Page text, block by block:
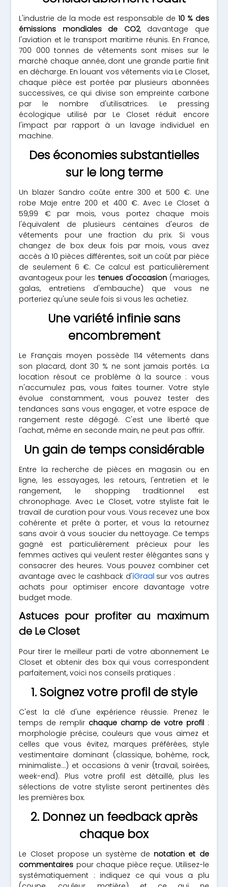
L'industrie de la mode est responsable de 10 % des
émissions mondiales de CO2, davantage que
l'aviation et le transport maritime réunis. En France,
700 000 tonnes de vêtements sont mises sur le
marché chaque année, dont une grande partie finit
en décharge. En louant vos vêtements via Le Closet,
chaque pièce est portée par plusieurs abonnées
successives, ce qui divise son empreinte carbone
par le nombre d'utilisatrices. Le pressing
écologique utilisé par Le Closet réduit encore
l'impact par rapport à un lavage individuel en
machine.
Des économies substantielles
sur le long terme
Un blazer Sandro coûte entre 300 et 500 €. Une
robe Maje entre 200 et 400 €. Avec Le Closet à
59,99 € par mois, vous portez chaque mois
l'équivalent de plusieurs centaines d'euros de
vêtements pour une fraction du prix. Si vous
changez de box deux fois par mois, vous avez
accès à 10 pièces différentes, soit un coût par pièce
de seulement 6 €. Ce calcul est particulièrement
avantageux pour les tenues d'occasion(mariages,
galas, entretiens d'embauche) que vous ne
porteriez qu'une seule fois si vous les achetiez.
Une variété infinie sans
encombrement
Le Français moyen possède 114 vêtements dans
son placard, dont 30 % ne sont jamais portés. La
location résout ce problème à la source : vous
n'accumulez pas, vous faites tourner. Votre style
évolue constamment, vous pouvez tester des
tendances sans vous engager, et votre espace de
rangement reste dégagé. C'est une liberté que
l'achat, même en seconde main, ne peut pas offrir.
Un gain de temps considérable
Entre la recherche de pièces en magasin ou en
ligne, les essayages, les retours, l'entretien et le
rangement, le shopping traditionnel est
chronophage. Avec Le Closet, votre styliste fait le
travail de curation pour vous. Vous recevez une box
cohérente et prête à porter, et vous la retournez
sans avoir à vous soucier du nettoyage. Ce temps
gagné est particulièrement précieux pour les
femmes actives qui veulent rester élégantes sans y
consacrer des heures. Vous pouvez combiner cet
avantage avec le cashback d'iGraalsur vos autres
achats pour optimiser encore davantage votre
budget mode.
Astuces pour profiter au maximum
de Le Closet
Pour tirer le meilleur parti de votre abonnement Le
Closet et obtenir des box qui vous correspondent
parfaitement, voici nos conseils pratiques :
1. Soignez votre profil de style
C'est la clé d'une expérience réussie. Prenez le
temps de remplir chaque champ de votre profil:
morphologie précise, couleurs que vous aimez et
celles que vous évitez, marques préférées, style
vestimentaire dominant (classique, bohème, rock,
minimaliste...) et occasions à venir (travail, soirées,
week-end). Plus votre profil est détaillé, plus les
sélections de votre styliste seront pertinentes dès
les premières box.
2. Donnez un feedback après
chaque box
Le Closet propose un système de notation et de
commentaires pour chaque pièce reçue. Utilisez-le
systématiquement : indiquez ce qui vous a plu